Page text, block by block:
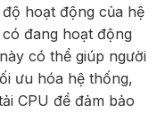
hoạt động của hệ
đang hoạt động
có thể giúp người
ưu hóa hệ thống,
CPU để đảm bảo